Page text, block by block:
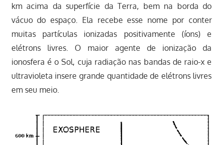
km acima da superfície da Terra, bem na borda do
vácuo do espaço. Ela recebe esse nome por conter
muitas partículas ionizadas positivamente (íons) e
elétrons livres. O maior agente de ionização da
ionosfera é o Sol, cuja radiação nas bandas de raio-x e
ultravioleta insere grande quantidade de elétrons livres
em seu meio.